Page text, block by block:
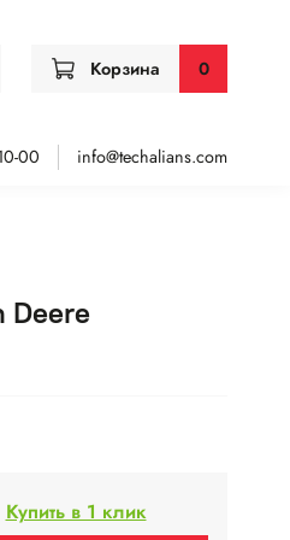
Корзина 0
00 info@techalians.com
Deere
Купить в 1 клик